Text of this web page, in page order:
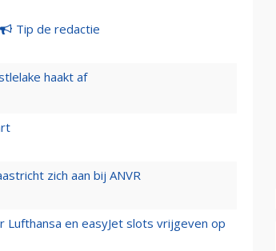
Tip de redactie
haakt af
zich aan bij ANVR
en easyJet slots vrijgeven op